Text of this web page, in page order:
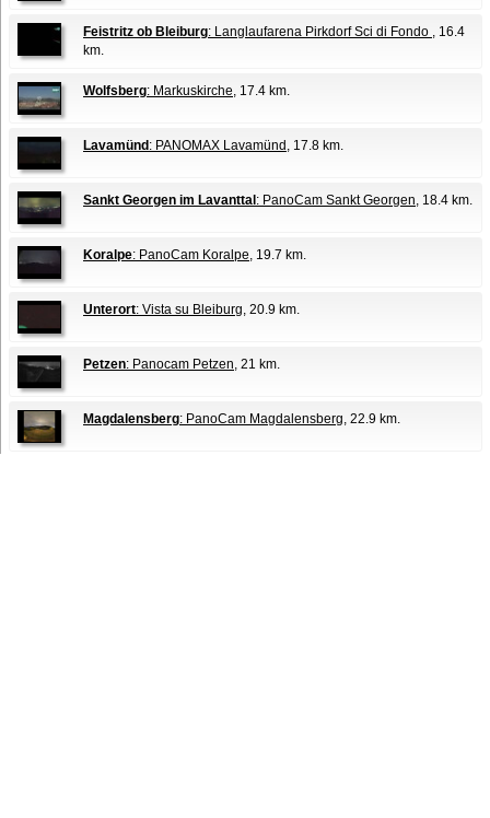
Feistritz ob Bleiburg: Langlaufarena Pirkdorf Sci di Fondo , 16.4
km.
Wolfsberg: Markuskirche, 17.4 km.
Lavamünd: PANOMAX Lavamünd, 17.8 km.
Sankt Georgen im Lavanttal: PanoCam Sankt Georgen, 18.4 km.
Koralpe: PanoCam Koralpe, 19.7 km.
Unterort: Vista su Bleiburg, 20.9 km.
Petzen: Panocam Petzen, 21 km.
Magdalensberg: PanoCam Magdalensberg, 22.9 km.